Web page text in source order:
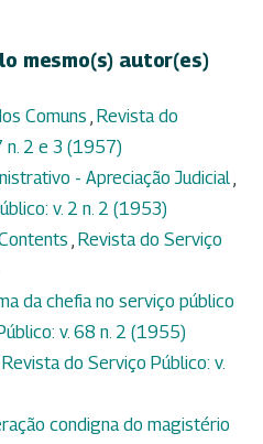
mesmo(s) autor(es)
Comuns , Revista do
n. 2 e 3 (1957)
- Apreciação Judicial,
v. 2 n. 2 (1953)
, Revista do Serviço
da chefia no serviço público
v. 68 n. 2 (1955)
Revista do Serviço Público: v.
condigna do magistério